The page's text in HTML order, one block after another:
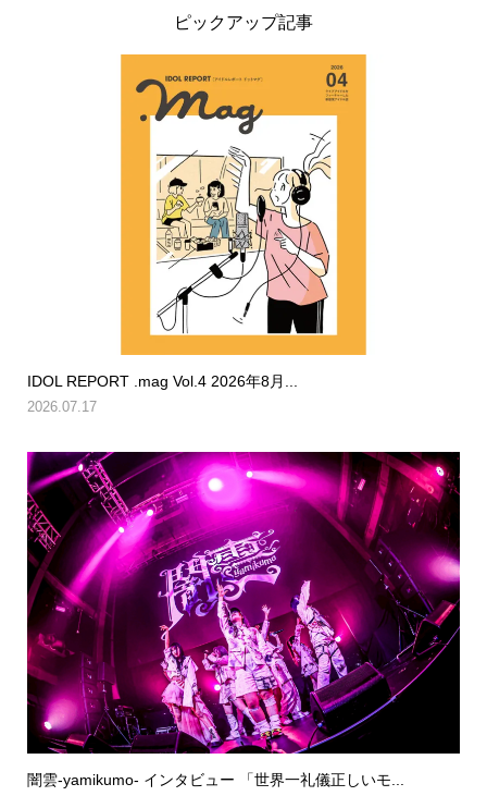
ピックアップ記事
IDOL REPORT .mag Vol.4 2026年8月...
2026.07.17
闇雲-yamikumo- インタビュー 「世界一礼儀正しいモ...